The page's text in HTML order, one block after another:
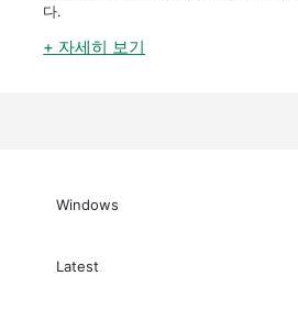
다.
+ 자세히 보기
Windows
Latest